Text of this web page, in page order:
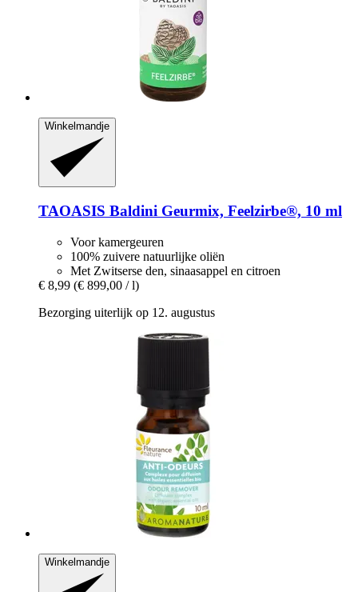
Winkelmandje
TAOASIS Baldini Geurmix, Feelzirbe®, 10 ml
Voor kamergeuren
100% zuivere natuurlijke oliën
Met Zwitserse den, sinaasappel en citroen
€ 8,99 (€ 899,00 / l)
Bezorging uiterlijk op 12. augustus
Winkelmandje